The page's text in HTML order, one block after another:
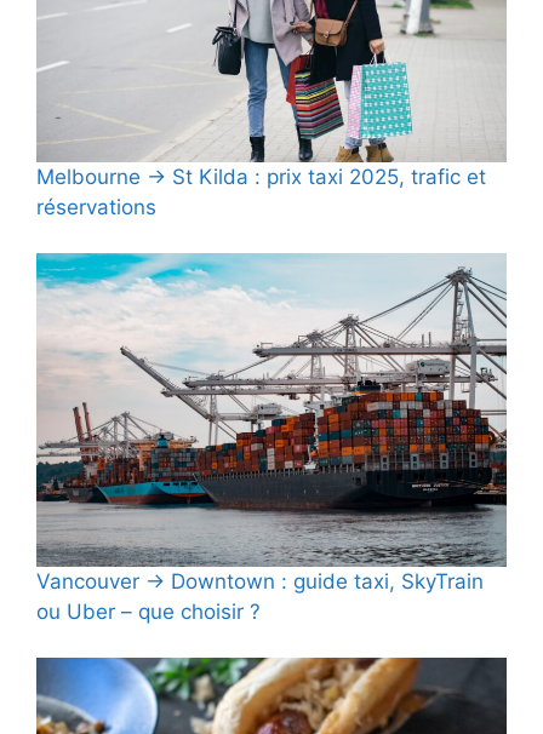
Melbourne → St Kilda : prix taxi 2025, trafic et
réservations
Vancouver → Downtown : guide taxi, SkyTrain
ou Uber – que choisir ?